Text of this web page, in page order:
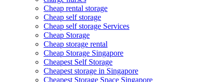
Cheap rental storage
Cheap self storage
Cheap self storage Services
Cheap Storage
Cheap storage rental
Cheap Storage Singapore
Cheapest Self Storage
Cheapest storage in Singapore
Cheapest Storage Space Singapore